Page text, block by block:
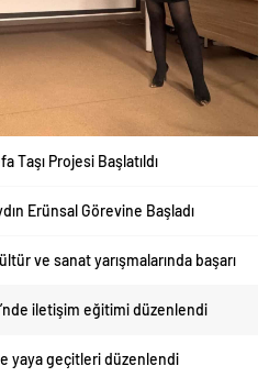
Taşı Projesi Başlatıldı
Erünsal Görevine Başladı
ve sanat yarışmalarında başarı
iletişim eğitimi düzenlendi
yaya geçitleri düzenlendi